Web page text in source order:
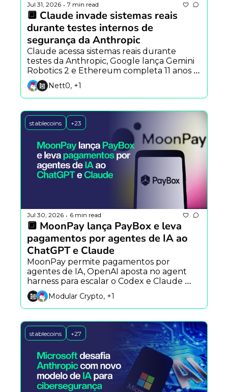
Jul 31, 2026 • 7 min read
🔲 Claude invade sistemas reais
durante testes internos de
segurança da Anthropic
Claude acessa sistemas reais durante
testes da Anthropic, Google lança Gemini
Robotics 2 e Ethereum completa 11 anos
com avanço institucional.
Nett0, +1
stablecoins +23
Jul 30, 2026 • 6 min read
🔲 MoonPay lança PayBox e leva
pagamentos por agentes de IA ao
ChatGPT e Claude
MoonPay permite pagamentos por
agentes de IA, OpenAI aposta no agent
harness para escalar o Codex e Claude
Mythos encontra falha inédita em
criptografia pós-quântica.
Modular Crypto, +1
stablecoins +27